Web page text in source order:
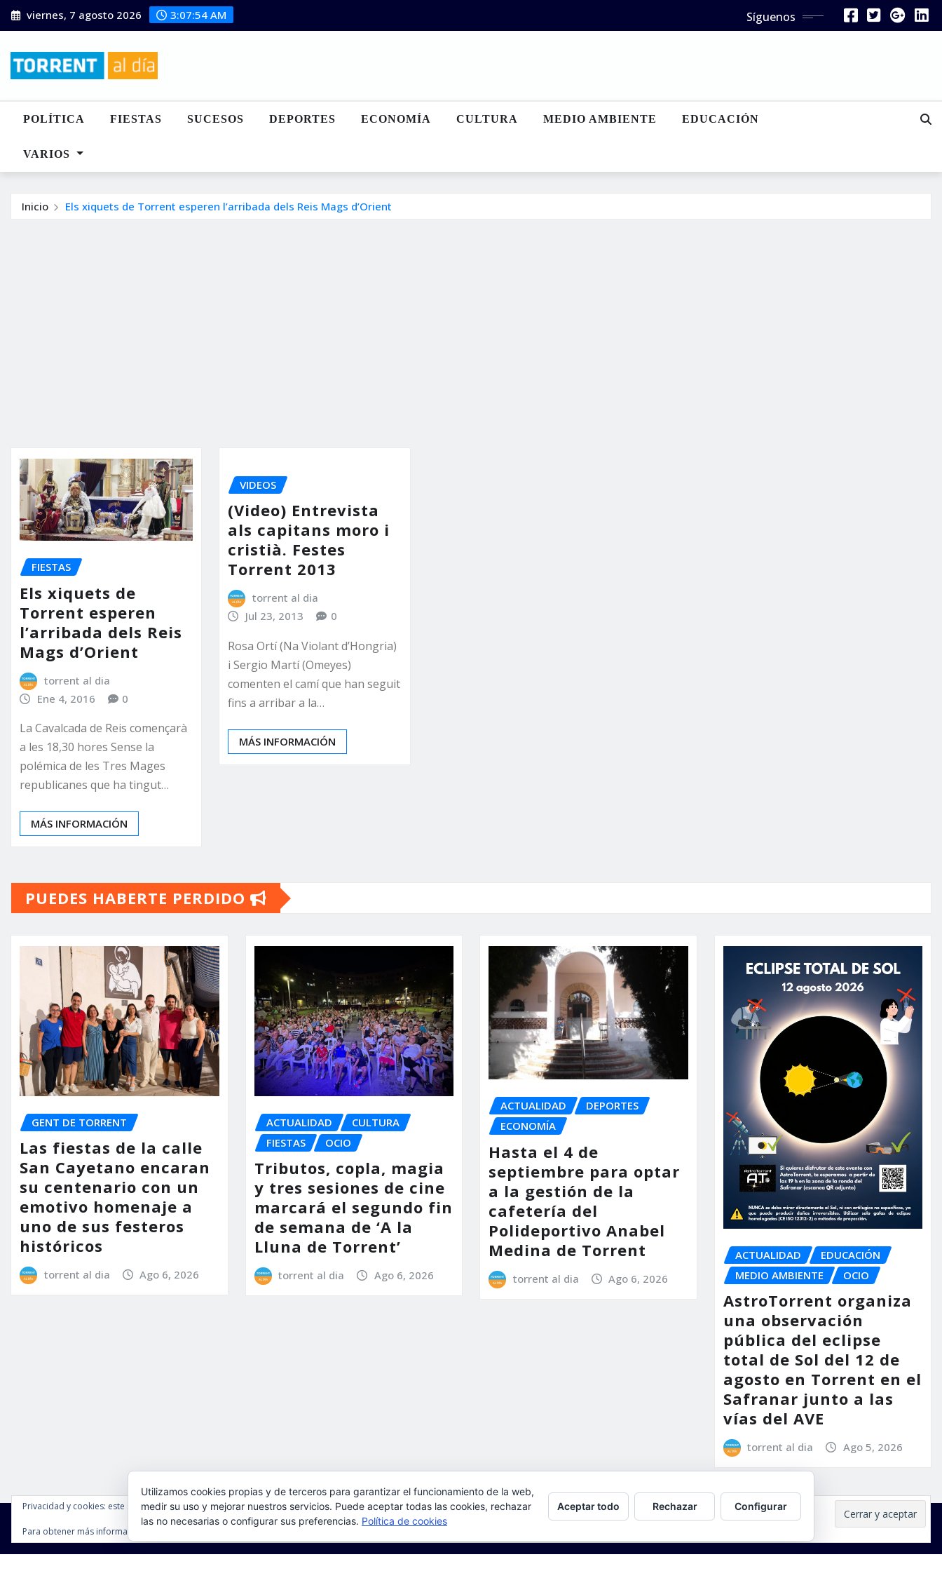
Saltar
al
viernes, 7 agosto 2026 3:07:55 AM Síguenos
POLÍTICA FIESTAS SUCESOS DEPORTES ECONOMÍA CULTURA MEDIO AMBIENTE EDUCACIÓN
VARIOS
Inicio Els xiquets de Torrent esperen l’arribada dels Reis Mags d’Orient
FIESTAS
Els xiquets de
Torrent esperen
l’arribada dels Reis
Mags d’Orient
torrent al dia
Ene 4, 2016
0
La Cavalcada de Reis començarà
a les 18,30 hores Sense la
polémica de les Tres Mages
republicanes que ha tingut…
MÁS INFORMACIÓN
VIDEOS
(Video) Entrevista
als capitans moro i
cristià. Festes
Torrent 2013
torrent al dia
Jul 23, 2013
0
Rosa Ortí (Na Violant d’Hongria)
i Sergio Martí (Omeyes)
comenten el camí que han seguit
fins a arribar a la…
MÁS INFORMACIÓN
PUEDES HABERTE PERDIDO
GENT DE TORRENT
Las fiestas de la calle
San Cayetano encaran
su centenario con un
emotivo homenaje a
uno de sus festeros
históricos
torrent al dia Ago 6, 2026
ACTUALIDAD
CULTURA
FIESTAS
OCIO
Tributos, copla, magia
y tres sesiones de cine
marcará el segundo fin
de semana de ‘A la
Lluna de Torrent’
torrent al dia Ago 6, 2026
ACTUALIDAD
DEPORTES
ECONOMÍA
Hasta el 4 de
septiembre para optar
a la gestión de la
cafetería del
Polideportivo Anabel
Medina de Torrent
torrent al dia Ago 6, 2026
ACTUALIDAD
EDUCACIÓN
MEDIO AMBIENTE
OCIO
AstroTorrent organiza
una observación
pública del eclipse
total de Sol del 12 de
agosto en Torrent en el
Safranar junto a las
vías del AVE
torrent al dia Ago 5, 2026
Utilizamos cookies propias y de terceros para garantizar el funcionamiento de la web,
medir su uso y mejorar nuestros servicios. Puede aceptar todas las cookies, rechazar
las no necesarias o configurar sus preferencias. Política de cookies
Aceptar todo Rechazar Configurar
Privacidad y cookies: este sitio usa cookies. Si continúas navegando por él, aceptas su uso.
Para obtener más información, incluido cómo gestionar las cookies, consulta: